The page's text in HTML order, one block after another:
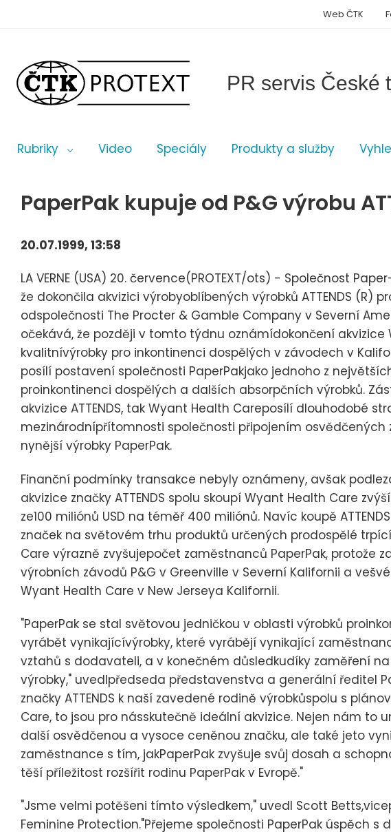
PR servis České
Rubriky Video Speciály Produkty a služby
Web ČTK
PaperPak kupuje od P&G výrobu
20.07.1999, 13:58
LA VERNE (USA) 20. července(PROTEXT/ots) - Společnost
že dokončila akvizici výrobyoblíbených výrobků ATTENDS (R)
odspolečnosti The Procter & Gamble Company v Severní
očekává, že později v tomto týdnu oznámídokončení
kvalitnívýrobky pro inkontinenci dospělých v závodech v
posílí postavení společnosti PaperPakjako jednoho z
proinkontinenci dospělých a dalších absorpčních výrobků.
akvizice ATTENDS, tak Wyant Health Careposílí dlouhodobé
mezinárodnípřítomnosti společnosti připojením osvědčených
nynější výrobky PaperPak.
Finanční podmínky transakce nebyly oznámeny, avšak
akvizice značky ATTENDS spolu skoupí Wyant Health Care
ze100 miliónů USD na téměř 400 miliónů. Navíc koupě
značek na světovém trhu produktů určených prodospělé
Care výrazně zvyšujepočet zaměstnanců PaperPak, protože
výrobních závodů P&G v Greenville v Severní Kalifornii a
Wyant Health Care v New Jerseya Kalifornii.
"PaperPak se stal světovou jedničkou v oblasti výrobků
vyrábět vynikajícívýrobky, které vyrábějí vynikající
vztahů s dodavateli, a v konečném důsledkudíky zaměření
výrobky," uvedlpředseda představenstva a generální ředitel
značky ATTENDS k naší zavedené rodině výrobkůspolu s
Care, to jsou pro násskutečně ideální akvizice. Nejen nám to
další osvědčenou a vysoce ceněnou značku, ale také jeto
zaměstnance s tím, jakPaperPak zvyšuje svůj dosah a
těší příležitost rozšířit rodinu PaperPak v Evropě."
"Jsme velmi potěšeni tímto výsledkem," uvedl Scott
Feminine Protection."Přejeme společnosti PaperPak úspěch